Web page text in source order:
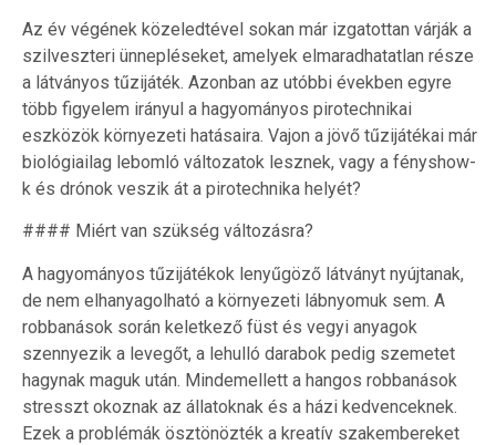
Az év végének közeledtével sokan már izgatottan várják a
szilveszteri ünnepléseket, amelyek elmaradhatatlan része
a látványos tűzijáték. Azonban az utóbbi években egyre
több figyelem irányul a hagyományos pirotechnikai
eszközök környezeti hatásaira. Vajon a jövő tűzijátékai már
biológiailag lebomló változatok lesznek, vagy a fényshow-
k és drónok veszik át a pirotechnika helyét?
#### Miért van szükség változásra?
A hagyományos tűzijátékok lenyűgöző látványt nyújtanak,
de nem elhanyagolható a környezeti lábnyomuk sem. A
robbanások során keletkező füst és vegyi anyagok
szennyezik a levegőt, a lehulló darabok pedig szemetet
hagynak maguk után. Mindemellett a hangos robbanások
stresszt okoznak az állatoknak és a házi kedvenceknek.
Ezek a problémák ösztönözték a kreatív szakembereket